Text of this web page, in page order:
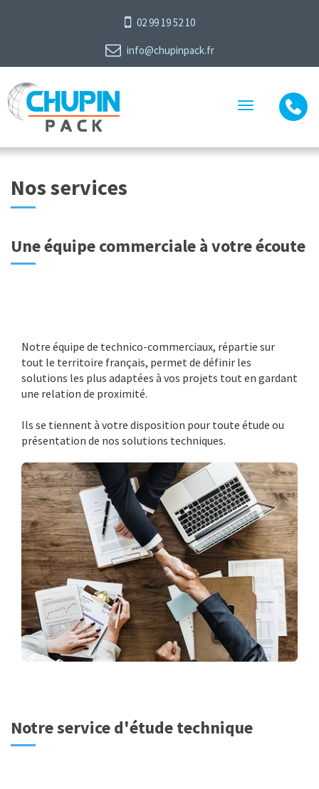
02 99 19 52 10
info@chupinpack.fr
Toggle
navigation
Nos services
Une équipe commerciale à votre écoute
Notre équipe de technico-commerciaux, répartie sur
tout le territoire français, permet de définir les
solutions les plus adaptées à vos projets tout en gardant
une relation de proximité.
Ils se tiennent à votre disposition pour toute étude ou
présentation de nos solutions techniques.
Notre service d'étude technique